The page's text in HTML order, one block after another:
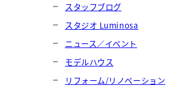
スタッフブログ
スタジオ Luminosa
ニュース／イベント
モデルハウス
リフォーム/リノベーション